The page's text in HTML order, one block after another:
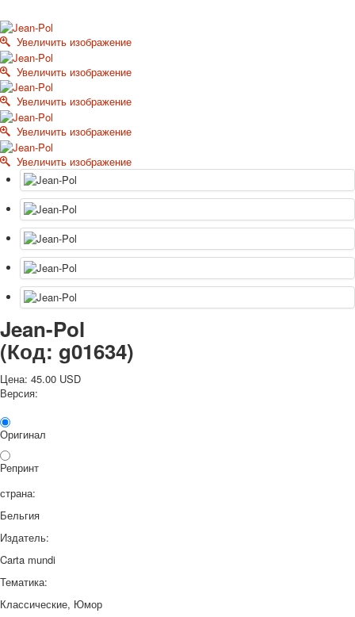
Разные пожелания
1 сентября школа
Приглашение
Новости
Новости карточных колод
Новости открыток
О сайте
Ссылки
Наше видео
доставка
Избранное
Увеличить изображение
Увеличить изображение
Увеличить изображение
Увеличить изображение
Увеличить изображение
Jean-Pol
(Код: g01634)
Цена: 45.00 USD
Версия:
Оригинал
Репринт
страна:
Бельгия
Издатель:
Carta mundi
Тематика:
Классические, Юмор